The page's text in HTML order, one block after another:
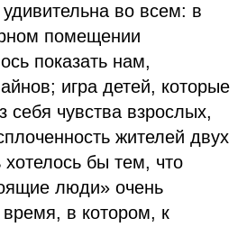
во всем: в
помещении
показать нам,
игра детей, которые
себя чувства взрослых,
жителей двух
бы тем, что
люди» очень
в котором, к